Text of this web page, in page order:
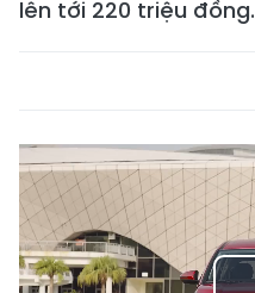
lên tới 220 triệu đồng.